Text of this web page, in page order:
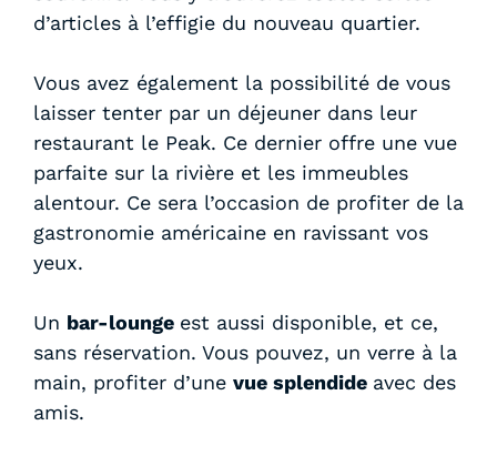
d’articles à l’effigie du nouveau quartier.
Vous avez également la possibilité de vous
laisser tenter par un déjeuner dans leur
restaurant le Peak. Ce dernier offre une vue
parfaite sur la rivière et les immeubles
alentour. Ce sera l’occasion de profiter de la
gastronomie américaine en ravissant vos
yeux.
Un bar-lounge est aussi disponible, et ce,
sans réservation. Vous pouvez, un verre à la
main, profiter d’une vue splendide avec des
amis.